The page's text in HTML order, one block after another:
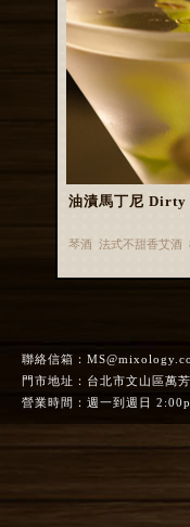
油漬馬丁尼
琴酒 法式不甜香艾酒
聯絡信箱：
門市地址：台北市文山區萬
營業時間：週一到週日